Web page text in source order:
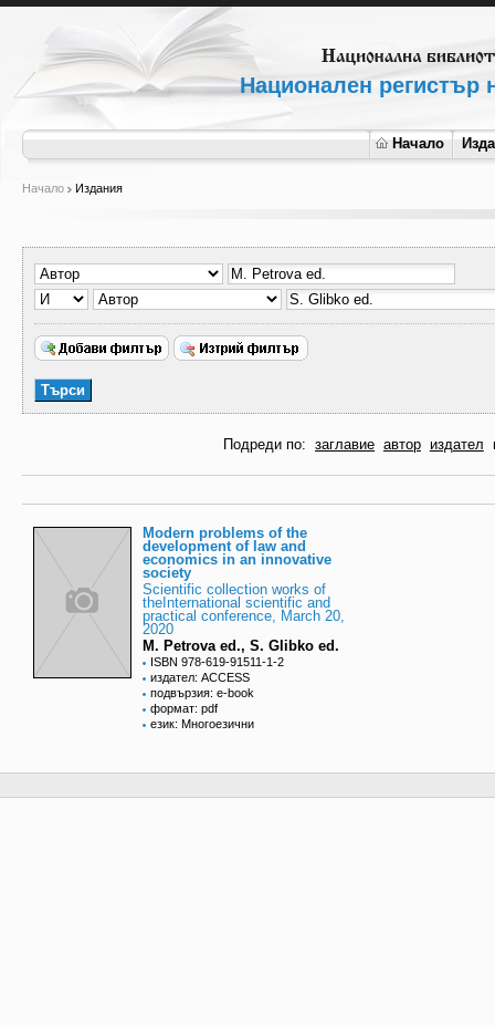
Национален регистър
Начало
Начало Издания
Подреди по: заглавие автор издател
Modern problems of the
development of law and
economics in an innovative
society
Scientific collection works of
theInternational scientific and
practical conference, March 20,
2020
M. Petrova ed., S. Glibko ed.
ISBN 978-619-91511-1-2
издател: ACCESS
подвързия: e-book
формат: pdf
език: Многоезични